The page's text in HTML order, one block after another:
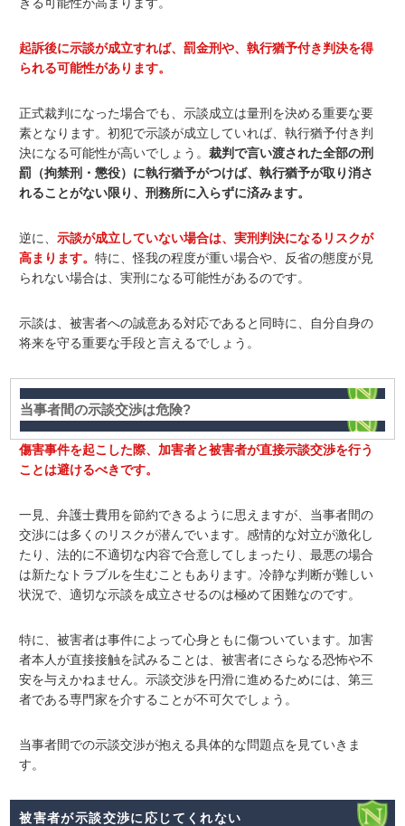
起訴後に示談が成立すれば、罰金刑や、執行猶予付き判決を得
られる可能性があります。
正式裁判になった場合でも、示談成立は量刑を決める重要な要
素となります。初犯で示談が成立していれば、執行猶予付き判
決になる可能性が高いでしょう。裁判で言い渡された全部の刑
罰（拘禁刑・懲役）に執行猶予がつけば、執行猶予が取り消さ
れることがない限り、刑務所に入らずに済みます。
逆に、示談が成立していない場合は、実刑判決になるリスクが
高まります。特に、怪我の程度が重い場合や、反省の態度が見
られない場合は、実刑になる可能性があるのです。
示談は、被害者への誠意ある対応であると同時に、自分自身の
将来を守る重要な手段と言えるでしょう。
当事者間の示談交渉は危険?
傷害事件を起こした際、加害者と被害者が直接示談交渉を行う
ことは避けるべきです。
一見、弁護士費用を節約できるように思えますが、当事者間の
交渉には多くのリスクが潜んでいます。感情的な対立が激化し
たり、法的に不適切な内容で合意してしまったり、最悪の場合
は新たなトラブルを生むこともあります。冷静な判断が難しい
状況で、適切な示談を成立させるのは極めて困難なのです。
特に、被害者は事件によって心身ともに傷ついています。加害
者本人が直接接触を試みることは、被害者にさらなる恐怖や不
安を与えかねません。示談交渉を円滑に進めるためには、第三
者である専門家を介することが不可欠でしょう。
当事者間での示談交渉が抱える具体的な問題点を見ていきま
す。
被害者が示談交渉に応じてくれない